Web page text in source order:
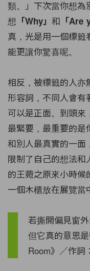
類。」下次當你想為
想 「Why」 和 「Are
真，光是用一個標
能更讓你驚喜呢。
相反，被標籤的人
形容詞，不同人會有
可以是正面。到頭
最緊要，最重要的
和別人最真實的一面
限制了自己的想法
的王菀之原來小時候
一個木櫃放在展覽當
若撕開偏見窗
但它真的意思
Room》／作詞